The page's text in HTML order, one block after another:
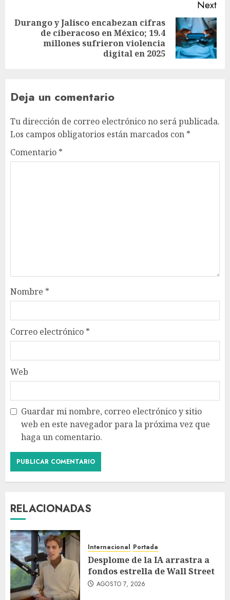
Next
Durango y Jalisco encabezan cifras
de ciberacoso en México; 19.4
millones sufrieron violencia
digital en 2025
Deja un comentario
Tu dirección de correo electrónico no será publicada.
Los campos obligatorios están marcados con *
Comentario *
Nombre *
Correo electrónico *
Web
Guardar mi nombre, correo electrónico y sitio
web en este navegador para la próxima vez que
haga un comentario.
RELACIONADAS
Internacional Portada
Desplome de la IA arrastra a
fondos estrella de Wall Street
AGOSTO 7, 2026